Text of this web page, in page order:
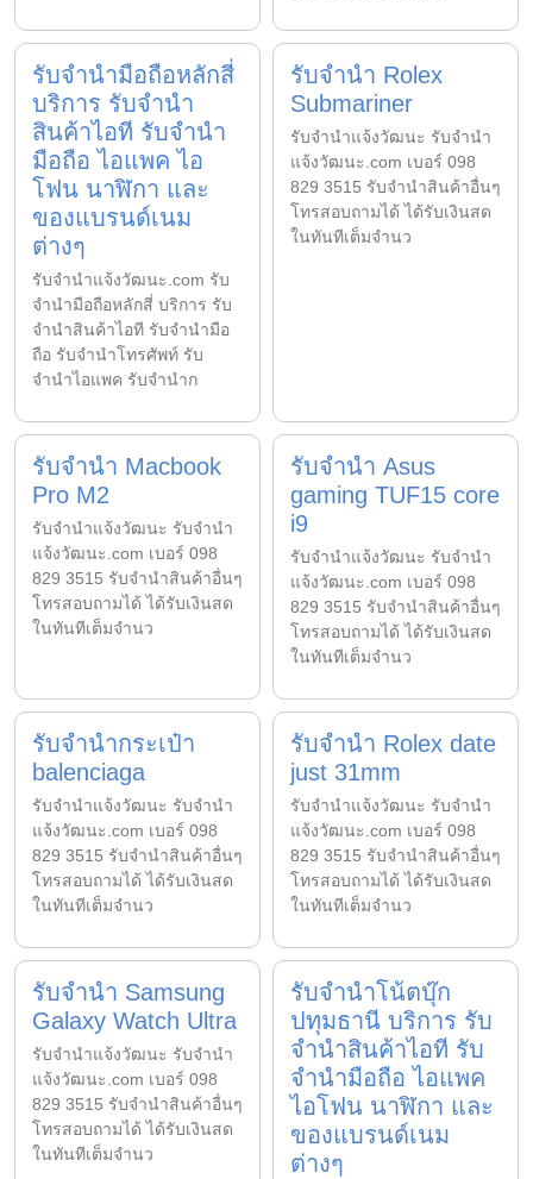
รับจำนำมือถือหลักสี่
บริการ รับจำนำ
สินค้าไอที รับจำนำ
มือถือ ไอแพค ไอ
โฟน นาฬิกา และ
ของแบรนด์เนม
ต่างๆ
รับจํานําแจ้งวัฒนะ.com รับ
จำนำมือถือหลักสี่ บริการ รับ
จำนำสินค้าไอที รับจำนำมือ
ถือ รับจำนำโทรศัพท์ รับ
จำนำไอแพค รับจำนำก
รับจำนำ Rolex
Submariner
รับจํานําแจ้งวัฒนะ รับจํานํา
แจ้งวัฒนะ.com เบอร์ 098
829 3515 รับจำนำสินค้าอื่นๆ
โทรสอบถามได้ ได้รับเงินสด
ในทันทีเต็มจำนว
รับจำนำ Macbook
Pro M2
รับจํานําแจ้งวัฒนะ รับจํานํา
แจ้งวัฒนะ.com เบอร์ 098
829 3515 รับจำนำสินค้าอื่นๆ
โทรสอบถามได้ ได้รับเงินสด
ในทันทีเต็มจำนว
รับจำนำ Asus
gaming TUF15 core
i9
รับจํานําแจ้งวัฒนะ รับจํานํา
แจ้งวัฒนะ.com เบอร์ 098
829 3515 รับจำนำสินค้าอื่นๆ
โทรสอบถามได้ ได้รับเงินสด
ในทันทีเต็มจำนว
รับจำนำกระเป๋า
balenciaga
รับจํานําแจ้งวัฒนะ รับจํานํา
แจ้งวัฒนะ.com เบอร์ 098
829 3515 รับจำนำสินค้าอื่นๆ
โทรสอบถามได้ ได้รับเงินสด
ในทันทีเต็มจำนว
รับจำนำ Rolex date
just 31mm
รับจํานําแจ้งวัฒนะ รับจํานํา
แจ้งวัฒนะ.com เบอร์ 098
829 3515 รับจำนำสินค้าอื่นๆ
โทรสอบถามได้ ได้รับเงินสด
ในทันทีเต็มจำนว
รับจำนำ Samsung
Galaxy Watch Ultra
รับจํานําแจ้งวัฒนะ รับจํานํา
แจ้งวัฒนะ.com เบอร์ 098
829 3515 รับจำนำสินค้าอื่นๆ
โทรสอบถามได้ ได้รับเงินสด
ในทันทีเต็มจำนว
รับจำนำโน้ตบุ๊ก
ปทุมธานี บริการ รับ
จำนำสินค้าไอที รับ
จำนำมือถือ ไอแพค
ไอโฟน นาฬิกา และ
ของแบรนด์เนม
ต่างๆ